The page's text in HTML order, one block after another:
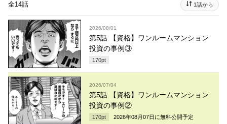
全14話 1話から
2026/08/01
第5話 【資格】ワンルームマンション
投資の事例③
170pt
2026/07/04
第5話 【資格】ワンルームマンション
投資の事例②
170pt 2026年08月07日 に無料公開予定